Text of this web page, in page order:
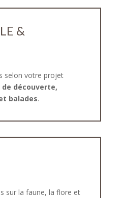
&
selon votre projet
de découverte,
balades.
sur la faune, la flore et